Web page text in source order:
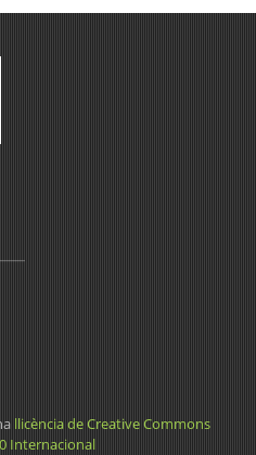
llicència de Creative Commons
Internacional